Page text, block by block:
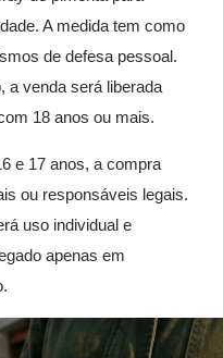
A medida tem como
de defesa pessoal.
a venda será liberada
18 anos ou mais.
e 17 anos, a compra
ou responsáveis legais.
uso individual e
apenas em